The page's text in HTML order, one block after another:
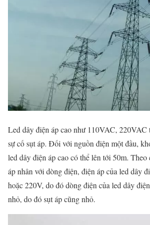
Led dây điện áp cao như 110VAC, 220VAC
sự cố sụt áp. Đối với nguồn điện một đầu,
led dây điện áp cao có thể lên tới 50m. Theo
áp nhân với dòng điện, điện áp của led dây
hoặc 220V, do đó dòng điện của led dây
nhỏ, do đó sụt áp cũng nhỏ.